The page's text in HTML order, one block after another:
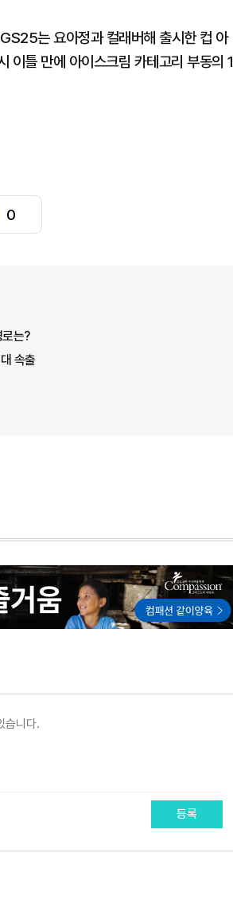
는 요아정과 컬래버해 출시한 컵 아
이틀 만에 아이스크림 카테고리 부동의 1
0
는?
속출
등록